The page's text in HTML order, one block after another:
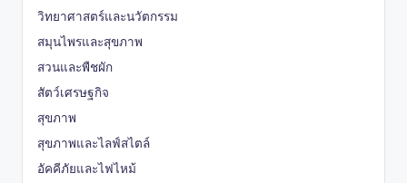
วิทยาศาสตร์และนวัตกรรม
สมุนไพรและสุขภาพ
สวนและพืชผัก
สัตว์เศรษฐกิจ
สุขภาพ
สุขภาพและไลฟ์สไตล์
อัคคีภัยและไฟไหม้